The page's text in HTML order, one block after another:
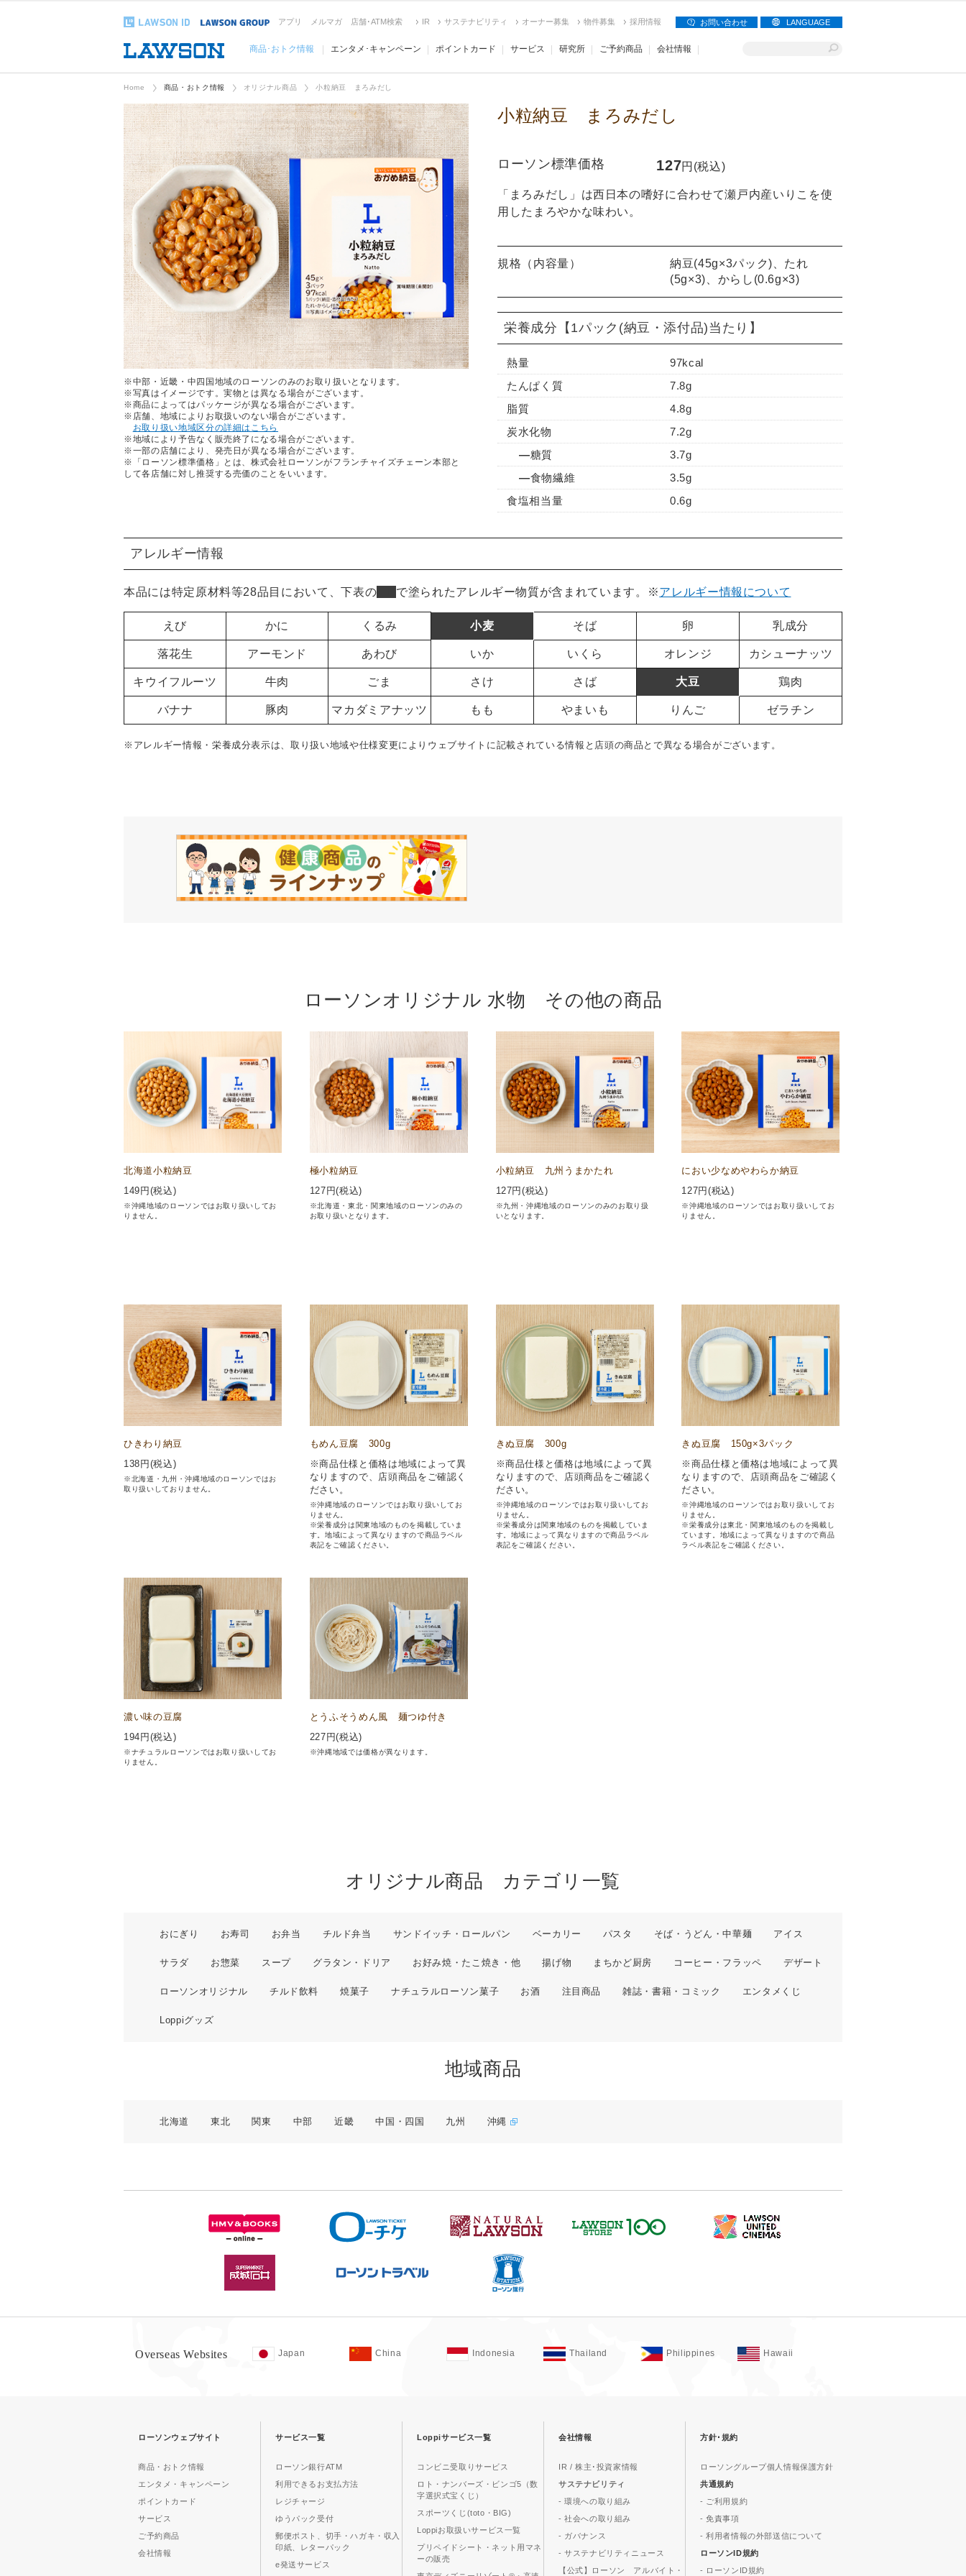
アプリ メルマガ 店舗･ATM検索 IR サステナビリティ オーナー募集 物件募集 採用情報 お問い合わせ LANGUAGE
商品･おトク情報 エンタメ･キャンペーン ポイントカード サービス 研究所 ご予約商品 会社情報
Home 商品・おトク情報 オリジナル商品 小粒納豆 まろみだし
※中部・近畿・中四国地域のローソンのみのお取り扱いとなります。
※写真はイメージです。実物とは異なる場合がございます。
※商品によってはパッケージが異なる場合がございます。
※店舗、地域によりお取扱いのない場合がございます。
お取り扱い地域区分の詳細はこちら
※地域により予告なく販売終了になる場合がございます。
※一部の店舗により、発売日が異なる場合がございます。
※「ローソン標準価格」とは、株式会社ローソンがフランチャイズチェーン本部と
して各店舗に対し推奨する売価のことをいいます。
小粒納豆 まろみだし
ローソン標準価格 127円(税込)
「まろみだし」は西日本の嗜好に合わせて瀬戸内産いりこを使
用したまろやかな味わい。
規格（内容量）
納豆(45g×3パック)、たれ
(5g×3)、からし(0.6g×3)
栄養成分 【1パック(納豆・添付品)当たり】
熱量
97kcal
たんぱく質
7.8g
脂質
4.8g
炭水化物
7.2g
糖質
3.7g
食物繊維
3.5g
食塩相当量
0.6g
アレルギー情報
本品には特定原材料等28品目において、下表の で塗られたアレルギー物質が含まれています。 ※アレルギー情報について
えび かに くるみ 小麦 そば 卵 乳成分
落花生 アーモンド あわび いか いくら オレンジ カシューナッツ
キウイフルーツ 牛肉 ごま さけ さば 大豆 鶏肉
バナナ 豚肉 マカダミアナッツ もも やまいも りんご ゼラチン
※アレルギー情報・栄養成分表示は、取り扱い地域や仕様変更によりウェブサイトに記載されている情報と店頭の商品とで異なる場合がございます。
ローソンオリジナル 水物 その他の商品
北海道小粒納豆
149 円(税込)
※沖縄地域のローソンではお取り扱いしてお
りません。
極小粒納豆
127 円(税込)
※北海道・東北・関東地域のローソンのみの
お取り扱いとなります。
小粒納豆 九州うまかたれ
127円(税込)
※九州・沖縄地域のローソンのみのお取り扱
いとなります。
におい少なめやわらか納豆
127円(税込)
※沖縄地域のローソンではお取り扱いしてお
りません。
ひきわり納豆
138 円(税込)
※北海道・九州・沖縄地域のローソンではお
取り扱いしておりません。
もめん豆腐 300g
※商品仕様と価格は地域によって異
なりますので、店頭商品をご確認く
ださい。
※沖縄地域のローソンではお取り扱いしてお
りません。
※栄養成分は関東地域のものを掲載していま
す。地域によって異なりますので商品ラベル
表記をご確認ください。
きぬ豆腐 300g
※商品仕様と価格は地域によって異
なりますので、店頭商品をご確認く
ださい。
※沖縄地域のローソンではお取り扱いしてお
りません。
※栄養成分は関東地域のものを掲載していま
す。地域によって異なりますので商品ラベル
表記をご確認ください。
きぬ豆腐 150g×3パック
※商品仕様と価格は地域によって異
なりますので、店頭商品をご確認く
ださい。
※沖縄地域のローソンではお取り扱いしてお
りません。
※栄養成分は東北・関東地域のものを掲載し
ています。地域によって異なりますので商品
ラベル表記をご確認ください。
濃い味の豆腐
194 円(税込)
※ナチュラルローソンではお取り扱いしてお
りません。
とうふそうめん風 麺つゆ付き
227 円(税込)
※沖縄地域では価格が異なります。
オリジナル商品 カテゴリ一覧
おにぎり お寿司 お弁当 チルド弁当 サンドイッチ・ロールパン ベーカリー パスタ そば・うどん・中華麺 アイス
サラダ お惣菜 スープ グラタン・ドリア お好み焼・たこ焼き・他 揚げ物 まちかど厨房 コーヒー・フラッペ デザート
ローソンオリジナル チルド飲料 焼菓子 ナチュラルローソン菓子 お酒 注目商品 雑誌・書籍・コミック エンタメくじ
Loppiグッズ
地域商品
北海道 東北 関東 中部 近畿 中国・四国 九州 沖縄
Overseas Websites Japan China Indonesia Thailand Philippines Hawaii
ローソンウェブサイト
商品・おトク情報
エンタメ・キャンペーン
ポイントカード
サービス
ご予約商品
会社情報
サービス一覧
ローソン銀行ATM
利用できるお支払方法
レジチャージ
ゆうパック受付
郵便ポスト、切手・ハガキ・収入
印紙、レターパック
e発送サービス
Loppiサービス一覧
コンビニ受取りサービス
ロト・ナンバーズ・ビンゴ5（数
字選択式宝くじ）
スポーツくじ(toto・BIG)
Loppiお取扱いサービス一覧
プリペイドシート・ネット用マネ
ーの販売
会社情報
IR / 株主･投資家情報
サステナビリティ
- 環境への取り組み
- 社会への取り組み
- ガバナンス
- サステナビリティニュース
【公式】ローソン アルバイト・
方針･規約
ローソングループ個人情報保護方針
共通規約
- ご利用規約
- 免責事項
- 利用者情報の外部送信について
ローソンID規約
- ローソンID規約